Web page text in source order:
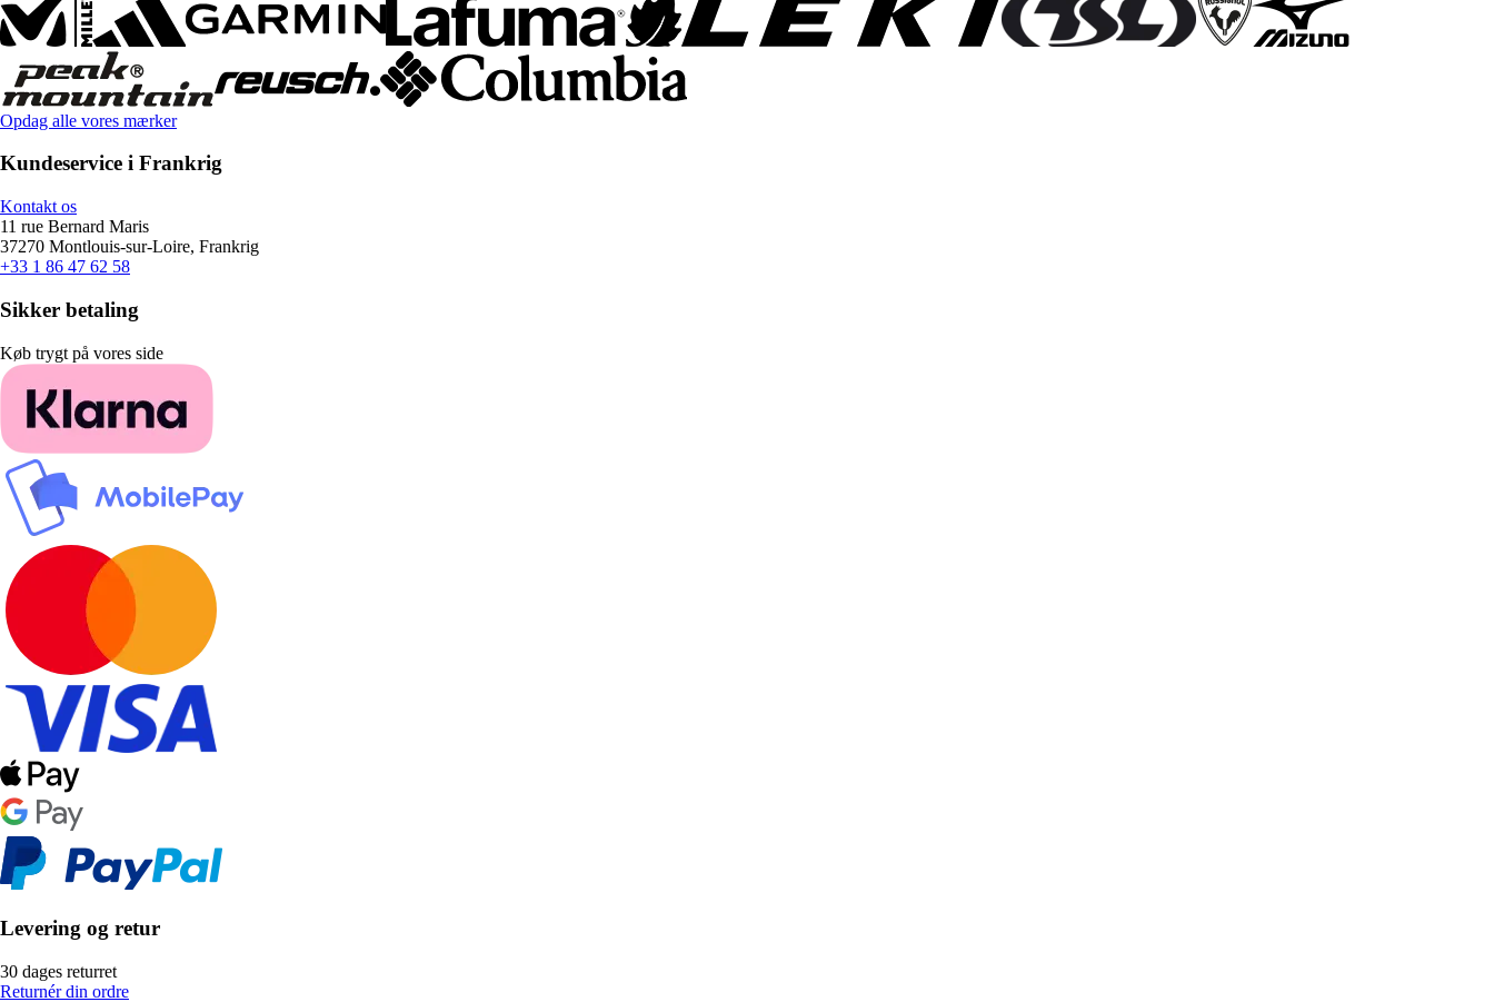
Opdag alle vores mærker
Kundeservice i Frankrig
Kontakt os
11 rue Bernard Maris
37270 Montlouis-sur-Loire, Frankrig
+33 1 86 47 62 58
Sikker betaling
Køb trygt på vores side
Levering og retur
30 dages returret
Returnér din ordre